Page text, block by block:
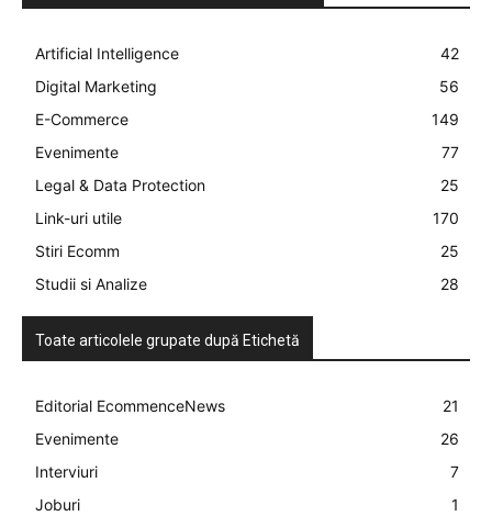
Artificial Intelligence
42
Digital Marketing
56
E-Commerce
149
Evenimente
77
Legal & Data Protection
25
Link-uri utile
170
Stiri Ecomm
25
Studii si Analize
28
Toate articolele grupate după Etichetă
Editorial EcommenceNews
21
Evenimente
26
Interviuri
7
Joburi
1